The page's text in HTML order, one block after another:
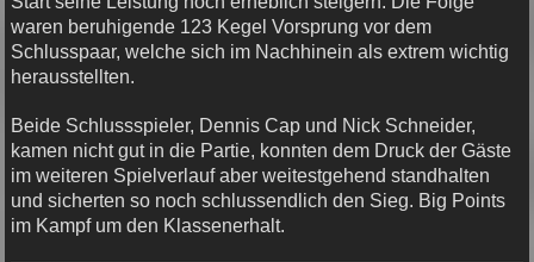
waren beruhigende 123 Kegel Vorsprung vor dem
Schlusspaar, welche sich im Nachhinein als extrem wichtig
herausstellten.
Beide Schlussspieler, Dennis Cap und Nick Schneider,
kamen nicht gut in die Partie, konnten dem Druck der Gäste
im weiteren Spielverlauf aber weitestgehend standhalten
und sicherten so noch schlussendlich den Sieg. Big Points
im Kampf um den Klassenerhalt.